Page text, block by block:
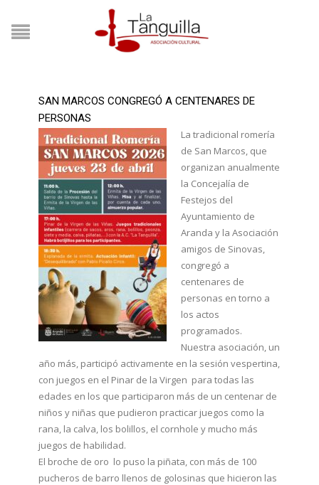
SAN MARCOS CONGREGÓ A CENTENARES DE
PERSONAS
La tradicional romería
de San Marcos, que
organizan anualmente
la Concejalía de
Festejos del
Ayuntamiento de
Aranda y la Asociación
amigos de Sinovas,
congregó a
centenares de
personas en torno a
los actos
programados.
Nuestra asociación, un
año más, participó activamente en la sesión vespertina,
con juegos en el Pinar de la Virgen para todas las
edades en los que participaron más de un centenar de
niños y niñas que pudieron practicar juegos como la
rana, la calva, los bolillos, el cornhole y mucho más
juegos de habilidad.
El broche de oro lo puso la piñata, con más de 100
pucheros de barro llenos de golosinas que hicieron las